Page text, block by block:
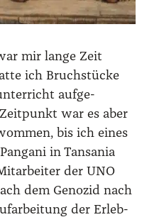
mir lan­ge Zeit
ich Bruch­stü­cke
auf­ge­
war es aber
bis ich eines
in Tan­sa­nia
der UNO
dem Geno­zid nach
der Erleb­